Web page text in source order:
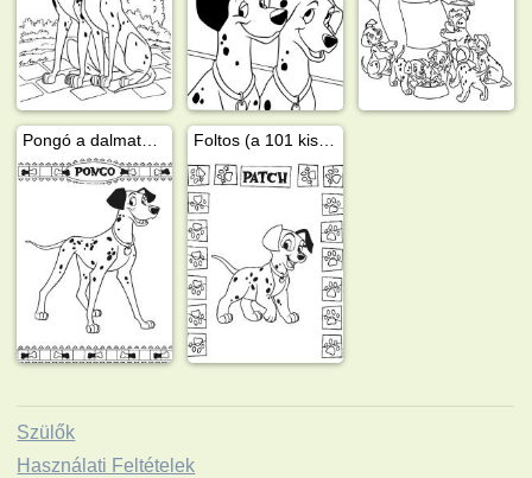
Szülők
Használati Feltételek